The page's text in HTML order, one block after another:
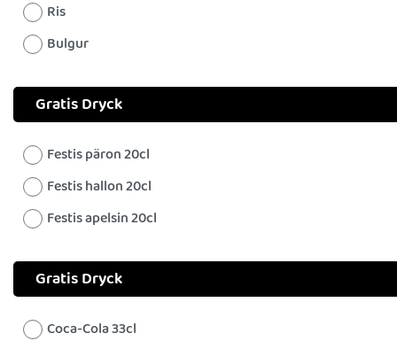
Ris
Bulgur
Gratis Dryck
Festis päron 20cl
Festis hallon 20cl
Festis apelsin 20cl
Gratis Dryck
Coca-Cola 33cl